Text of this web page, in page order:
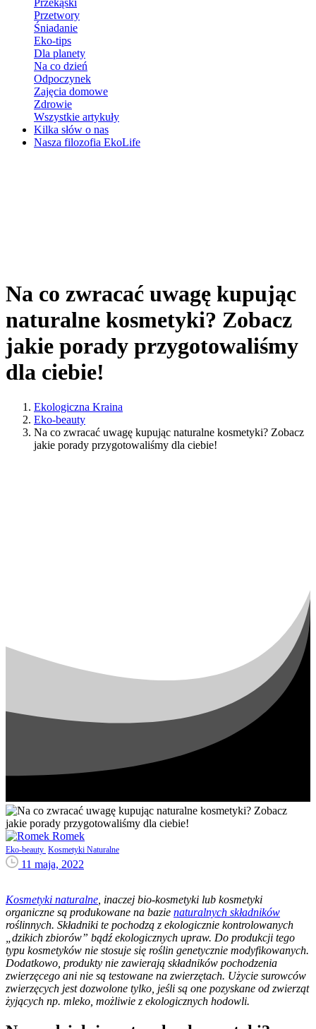
Przetwory
Śniadanie
Eko-tips
Dla planety
Na co dzień
Odpoczynek
Zajęcia domowe
Zdrowie
Wszystkie artykuły
Kilka słów o nas
Nasza filozofia EkoLife
Na co zwracać uwagę kupując
naturalne kosmetyki? Zobacz
jakie porady przygotowaliśmy
dla ciebie!
Ekologiczna Kraina
Eko-beauty
Na co zwracać uwagę kupując naturalne kosmetyki? Zobacz
jakie porady przygotowaliśmy dla ciebie!
Romek
Eko-beauty Kosmetyki Naturalne
11 maja, 2022
Kosmetyki naturalne , inaczej bio-kosmetyki lub kosmetyki
organiczne są produkowane na bazie naturalnych składników
roślinnych. Składniki te pochodzą z ekologicznie kontrolowanych
„dzikich zbiorów” bądź ekologicznych upraw. Do produkcji tego
typu kosmetyków nie stosuje się roślin genetycznie modyfikowanych.
Dodatkowo, produkty nie zawierają składników pochodzenia
zwierzęcego ani nie są testowane na zwierzętach. Użycie surowców
zwierzęcych jest dozwolone tylko, jeśli są one pozyskane od zwierząt
żyjących np. mleko, możliwie z ekologicznych hodowli.